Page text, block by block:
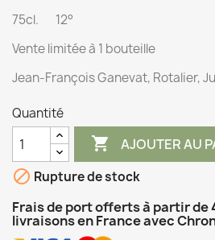
75cl. 12°
Vente limitée à 1 bouteille
Jean-François Ganevat, Rotalier,
Quantité
 AJOUTER AU
 Rupture de stock
Frais de port offerts à partir de
livraisons en France avec